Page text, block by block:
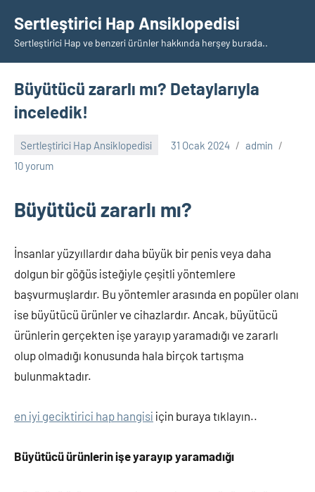
geçSertleştirici Hap Ansiklopedisi
Sertleştirici Hap ve benzeri ürünler hakkında herşey burada..
Büyütücü zararlı mı? Detaylarıyla
inceledik!
Sertleştirici Hap Ansiklopedisi 31 Ocak 2024
admin
10 yorum
Büyütücü zararlı mı?
İnsanlar yüzyıllardır daha büyük bir penis veya daha
dolgun bir göğüs isteğiyle çeşitli yöntemlere
başvurmuşlardır. Bu yöntemler arasında en popüler olanı
ise büyütücü ürünler ve cihazlardır. Ancak, büyütücü
ürünlerin gerçekten işe yarayıp yaramadığı ve zararlı
olup olmadığı konusunda hala birçok tartışma
bulunmaktadır.
en iyi geciktirici hap hangisi için buraya tıklayın..
Büyütücü ürünlerin işe yarayıp yaramadığı